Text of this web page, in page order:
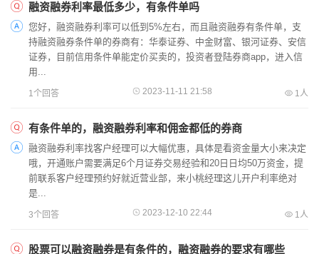
融资融券利率最低多少，有条件单吗
您好，融资融券利率可以低到5%左右，而且融资融券有条件单，支
持融资融券条件单的券商有：华泰证券、中金财富、银河证券、安信
证券，目前信用条件单能定价买卖的，投资者登陆券商app，进入信
用...
1个回答 2023-11-11 21:58 1人
有条件单的，融资融券利率和佣金都低的券商
融资融券利率找客户经理可以大幅优惠，具体是看资金量大小来决定
哦，开通账户需要满足6个月证券交易经验和20日日均50万资金，提
前联系客户经理预约好就近营业部，来小桃经理这儿开户利率绝对
是...
3个回答 2023-12-10 22:44 1人
股票可以融资融券是有条件的，融资融券的要求有哪些